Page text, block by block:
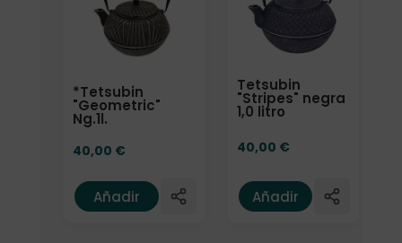
*Tetsubin
"Geometric"
Ng.1l.
40,00 €
Añadir
Tetsubin
"Stripes" negra
1,0 litro
40,00 €
Añadir